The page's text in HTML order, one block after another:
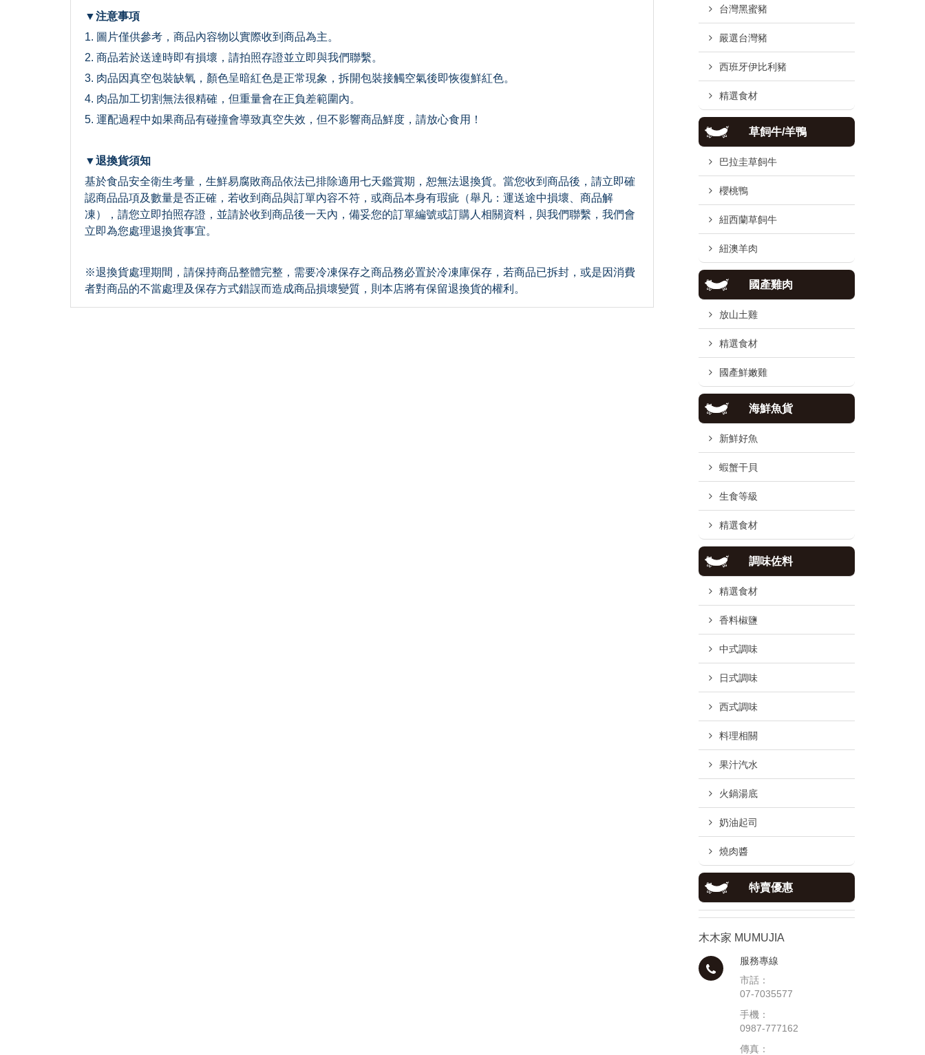
▼注意事項
1. 圖片僅供參考，商品內容物以實際收到商品為主。
2. 商品若於送達時即有損壞，請拍照存證並立即與我們聯繫。
3. 肉品因真空包裝缺氧，顏色呈暗紅色是正常現象，拆開包裝接觸空氣後即恢復鮮紅色。
4. 肉品加工切割無法很精確，但重量會在正負差範圍內。
5. 運配過程中如果商品有碰撞會導致真空失效，但不影響商品鮮度，請放心食用！
▼退換貨須知
基於食品安全衛生考量，生鮮易腐敗商品依法已排除適用七天鑑賞期，恕無法退換貨。當您收到商品後，請立即確
認商品品項及數量是否正確，若收到商品與訂單內容不符，或商品本身有瑕疵（舉凡：運送途中損壞、商品解
凍），請您立即拍照存證，並請於收到商品後一天內，備妥您的訂單編號或訂購人相關資料，與我們聯繫，我們會
立即為您處理退換貨事宜。
※退換貨處理期間，請保持商品整體完整，需要冷凍保存之商品務必置於冷凍庫保存，若商品已拆封，或是因消費
者對商品的不當處理及保存方式錯誤而造成商品損壞變質，則本店將有保留退換貨的權利。
台灣黑蜜豬
嚴選台灣豬
西班牙伊比利豬
精選食材
草飼牛/羊鴨
巴拉圭草飼牛
櫻桃鴨
紐西蘭草飼牛
紐澳羊肉
國產雞肉
放山土雞
精選食材
國產鮮嫩雞
海鮮魚貨
新鮮好魚
蝦蟹干貝
生食等級
精選食材
調味佐料
精選食材
香料椒鹽
中式調味
日式調味
西式調味
料理相關
果汁汽水
火鍋湯底
奶油起司
燒肉醬
特賣優惠
木木家 MUMUJIA
服務專線
市話：
07-7035577
手機：
0987-777162
傳真：